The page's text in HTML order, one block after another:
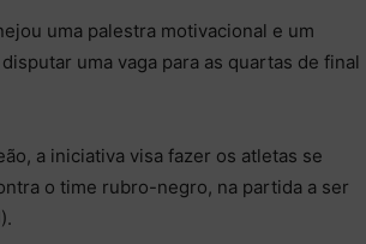
uma palestra motivacional e um
uma vaga para as quartas de final
a iniciativa visa fazer os atletas se
o time rubro-negro, na partida a ser